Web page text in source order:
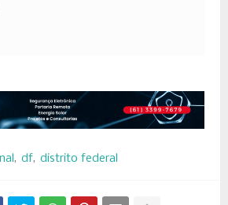
df distrito federal